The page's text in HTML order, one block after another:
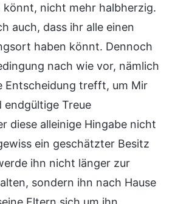
könnt, nicht mehr halbherzig.
auch, dass ihr alle einen
haben könnt. Dennoch
nach wie vor, nämlich
Entscheidung trefft, um Mir
endgültige Treue
diese alleinige Hingabe nicht
ein geschätzter Besitz
ihn nicht länger zur
sondern ihn nach Hause